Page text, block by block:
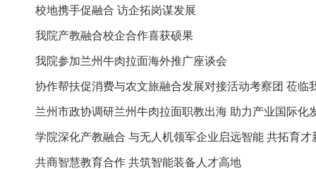
校地携手促融合 访企拓岗谋发展
我院产教融合校企合作喜获硕果
我院参加兰州牛肉拉面海外推广座谈会
协作帮扶促消费与农文旅融合发展对接活动考察团 莅临
考察指...
兰州市政协调研兰州牛肉拉面职教出海 助力产业国际化
学院深化产教融合 与无人机领军企业启远智能 共拓育才
共商智慧教育合作 共筑智能装备人才高地